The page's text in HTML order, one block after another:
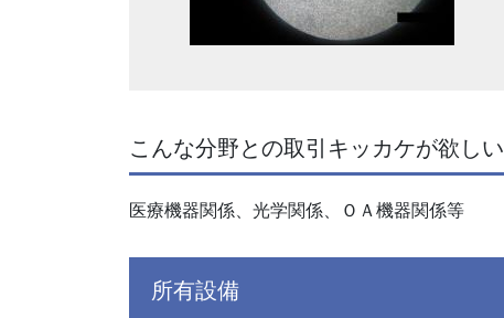
こんな分野との取引キッカケが欲しい
医療機器関係、光学関係、ＯＡ機器関係等
所有設備